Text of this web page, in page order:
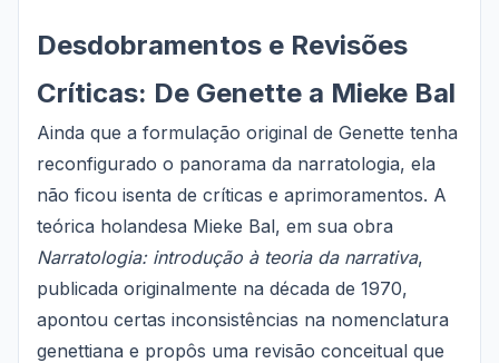
Desdobramentos e Revisões
Críticas: De Genette a Mieke Bal
Ainda que a formulação original de Genette tenha
reconfigurado o panorama da narratologia, ela
não ficou isenta de críticas e aprimoramentos. A
teórica holandesa Mieke Bal, em sua obra
Narratologia: introdução à teoria da narrativa,
publicada originalmente na década de 1970,
apontou certas inconsistências na nomenclatura
genettiana e propôs uma revisão conceitual que